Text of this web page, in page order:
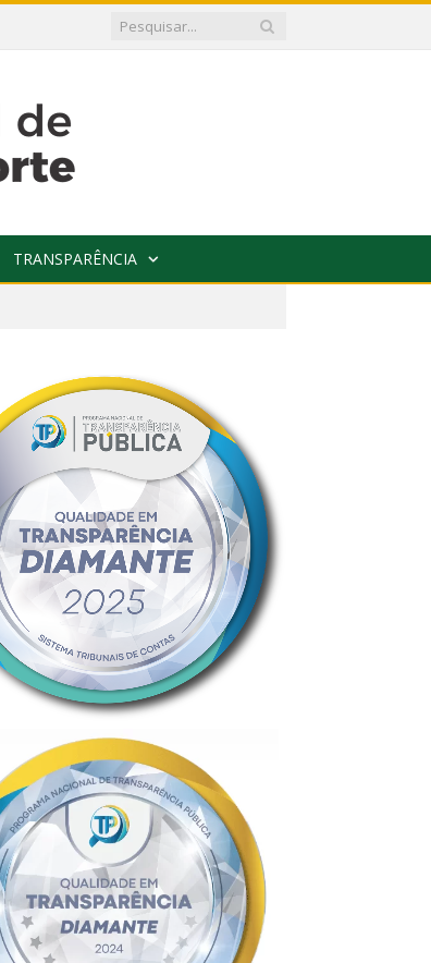
TRANSPARÊNCIA